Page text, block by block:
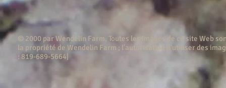
© 2000 par Wendelin Farm . Toutes les images de ce site Web
la propriété de Wendelin Farm ; l'autorisation d'utiliser des
: 819-689-5664|